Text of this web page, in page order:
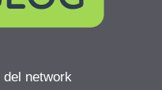
del network